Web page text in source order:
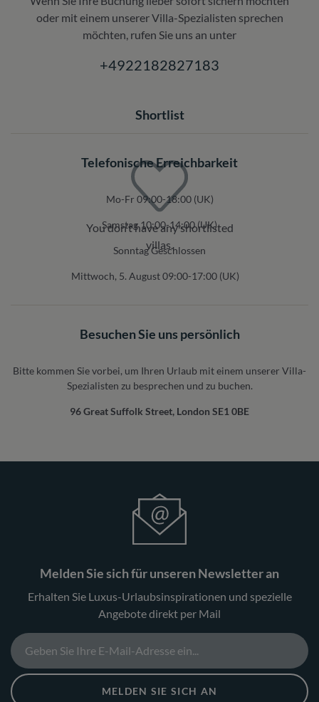
oder mit einem unserer Villa-Spezialisten sprechen
möchten, rufen Sie uns an unter
+4922182827183
Shortlist
You don’t have any shortlisted
villas.
Telefonische Erreichbarkeit
Mo-Fr 09:00-18:00 (UK)
Samstag 10:00-14:00 (UK)
Sonntag Geschlossen
Mittwoch, 5. August 09:00-17:00 (UK)
Besuchen Sie uns persönlich
Bitte kommen Sie vorbei, um Ihren Urlaub mit einem unserer Villa-
Spezialisten zu besprechen und zu buchen.
96 Great Suffolk Street, London SE1 0BE
Melden Sie sich für unseren Newsletter an
Erhalten Sie Luxus-Urlaubsinspirationen und spezielle
Angebote direkt per Mail
MELDEN SIE SICH AN